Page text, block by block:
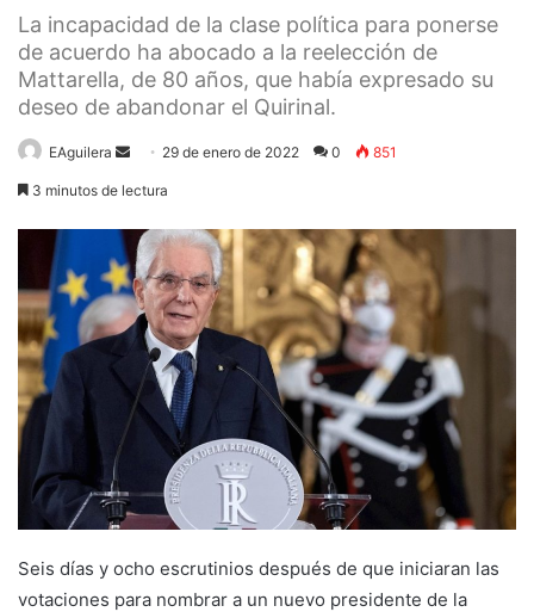
La incapacidad de la clase política para ponerse
de acuerdo ha abocado a la reelección de
Mattarella, de 80 años, que había expresado su
deseo de abandonar el Quirinal.
EAguilera
Send 29 de enero de 2022 0 851
3 minutos de lectura
Seis días y ocho escrutinios después de que iniciaran las
votaciones para nombrar a un nuevo presidente de la